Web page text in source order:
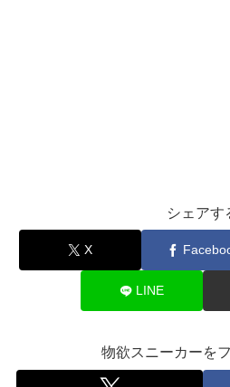
シェアす
X
LINE
物欲スニーカーを